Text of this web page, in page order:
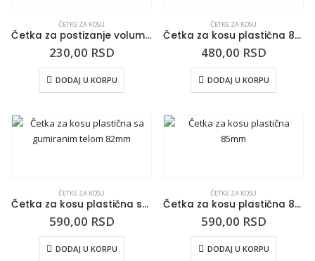
ČETKE ZA KOSU
Četka za postizanje volumena kose H901
230,00 RSD
DODAJ U KORPU
ČETKE ZA KOSU
Četka za kosu plastična 82mm
480,00 RSD
DODAJ U KORPU
ČETKE ZA KOSU
Četka za kosu plastična sa gumiranim telom 82mm
590,00 RSD
DODAJ U KORPU
ČETKE ZA KOSU
Četka za kosu plastična 85mm
590,00 RSD
DODAJ U KORPU